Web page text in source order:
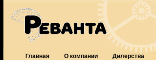
Главная О компании Дилерства